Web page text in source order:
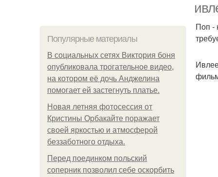
Популярные материалы
В социальных сетях Виктория боня
опубликовала трогательное видео,
на котором её дочь Анджелина
помогает ей застегнуть платье.
Новая летняя фотосессия от
Кристины Орбакайте поражает
своей яркостью и атмосферой
беззаботного отдыха.
Перед поединком польский
соперник позволил себе оскорбить
Поп -